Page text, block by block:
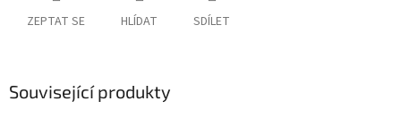
ZEPTAT SE HLÍDAT SDÍLET
Související produkty